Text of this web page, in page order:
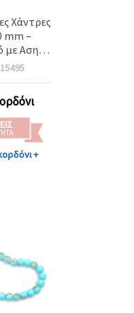
Χάντρες
mm –
με Ασημί
τεμ.
+